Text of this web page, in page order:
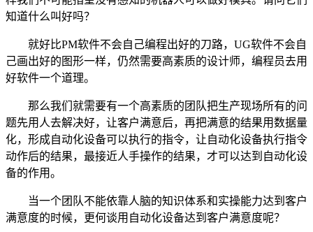
知道什么叫好吗？
就好比PM软件不会自己编程出好的刀路，UG软件不会自
己画出好的图形一样，仍然需要高素质的设计师，编程员去用
好软件一个道理。
那么我们就需要有一个高素质的团队把生产现场所有的问
题先用人去解决好，让客户满意后，再把满意的结果用数据量
化，形成自动化设备可以执行的指令，让自动化设备执行指令
动作后的结果，最接近人手操作的结果，才可以达到自动化设
备的作用。
当一个团队不能依靠人脑的知识体系和实操能力达到客户
满意度的时候，更何谈用自动化设备达到客户满意度呢？